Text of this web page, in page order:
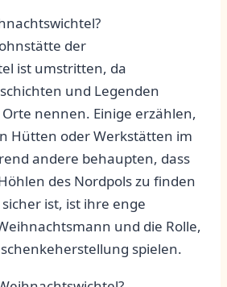
der
ist umstritten, ‍da⁤
und⁢ Legenden
nennen. Einige erzählen,
‌Hütten oder Werkstätten im
andere behaupten, dass
des Nordpols zu finden
ist, ist ​ihre enge
und die ⁣Rolle,
spielen.